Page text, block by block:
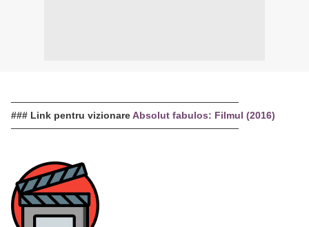
─────────────────────────────────
### Link pentru vizionareAbsolut fabulos: Filmul (2016)
─────────────────────────────────